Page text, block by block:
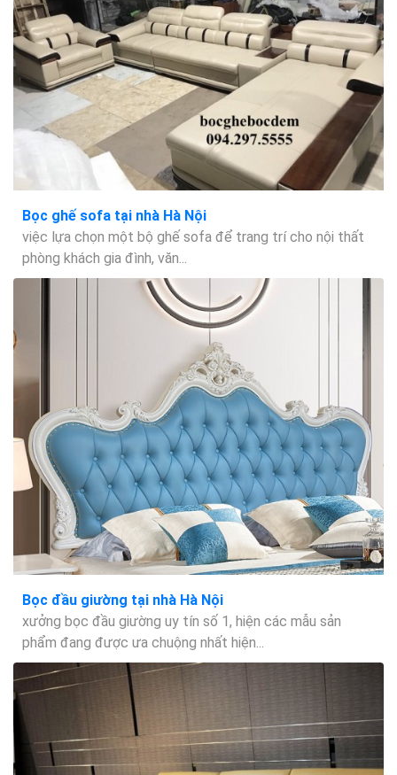
Bọc ghế sofa tại nhà Hà Nội
việc lựa chọn một bộ ghế sofa để trang trí cho nội thất
phòng khách gia đình, văn...
Bọc đầu giường tại nhà Hà Nội
xưởng bọc đầu giường uy tín số 1, hiện các mẫu sản
phẩm đang được ưa chuộng nhất hiện...